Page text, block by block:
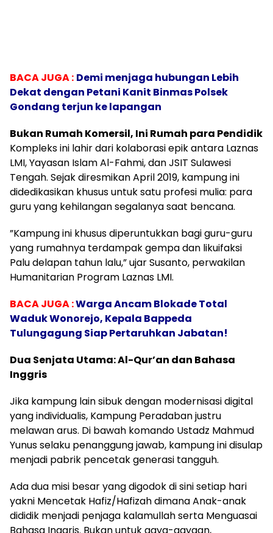
BACA JUGA : Demi menjaga hubungan Lebih
Dekat dengan Petani Kanit Binmas Polsek
Gondang terjun ke lapangan
​Bukan Rumah Komersil, Ini Rumah para Pendidik
​Kompleks ini lahir dari kolaborasi epik antara Laznas
LMI, Yayasan Islam Al-Fahmi, dan JSIT Sulawesi
Tengah. Sejak diresmikan April 2019, kampung ini
didedikasikan khusus untuk satu profesi mulia: para
guru yang kehilangan segalanya saat bencana.
​”Kampung ini khusus diperuntukkan bagi guru-guru
yang rumahnya terdampak gempa dan likuifaksi
Palu delapan tahun lalu,” ujar Susanto, perwakilan
Humanitarian Program Laznas LMI.
BACA JUGA :Warga Ancam Blokade Total
Waduk Wonorejo, Kepala Bappeda
Tulungagung Siap Pertaruhkan Jabatan!
​Dua Senjata Utama: Al-Qur’an dan Bahasa
Inggris
​Jika kampung lain sibuk dengan modernisasi digital
yang individualis, Kampung Peradaban justru
melawan arus. Di bawah komando Ustadz Mahmud
Yunus selaku penanggung jawab, kampung ini disulap
menjadi pabrik pencetak generasi tangguh.
​Ada dua misi besar yang digodok di sini setiap hari
yakni ​Mencetak Hafiz/Hafizah dimana Anak-anak
dididik menjadi penjaga kalamullah serta ​Menguasai
Bahasa Inggris. Bukan untuk gaya-gayaan,